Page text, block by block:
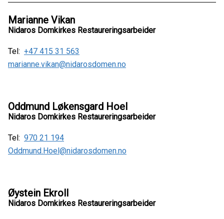
Marianne Vikan
Nidaros Domkirkes Restaureringsarbeider
Tel: +47 415 31 563
marianne.vikan@nidarosdomen.no
Oddmund Løkensgard Hoel
Nidaros Domkirkes Restaureringsarbeider
Tel: 970 21 194
Oddmund.Hoel@nidarosdomen.no
Øystein Ekroll
Nidaros Domkirkes Restaureringsarbeider